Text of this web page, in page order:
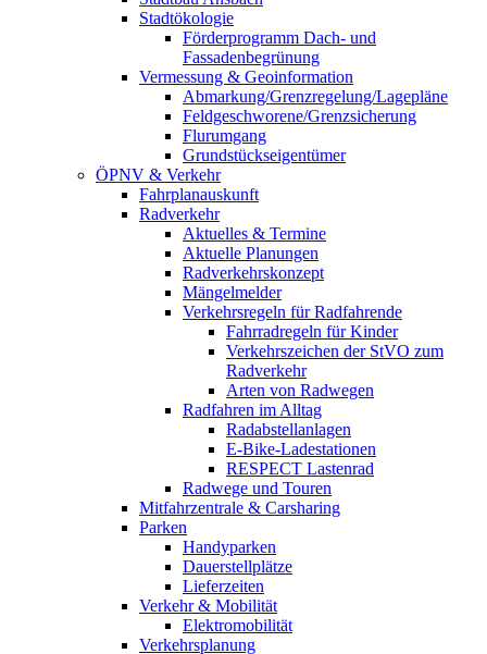
Stadtökologie
Förderprogramm Dach- und
Fassadenbegrünung
Vermessung & Geoinformation
Abmarkung/Grenzregelung/Lagepläne
Feldgeschworene/Grenzsicherung
Flurumgang
Grundstückseigentümer
ÖPNV & Verkehr
Fahrplanauskunft
Radverkehr
Aktuelles & Termine
Aktuelle Planungen
Radverkehrskonzept
Mängelmelder
Verkehrsregeln für Radfahrende
Fahrradregeln für Kinder
Verkehrszeichen der StVO zum
Radverkehr
Arten von Radwegen
Radfahren im Alltag
Radabstellanlagen
E-Bike-Ladestationen
RESPECT Lastenrad
Radwege und Touren
Mitfahrzentrale & Carsharing
Parken
Handyparken
Dauerstellplätze
Lieferzeiten
Verkehr & Mobilität
Elektromobilität
Verkehrsplanung